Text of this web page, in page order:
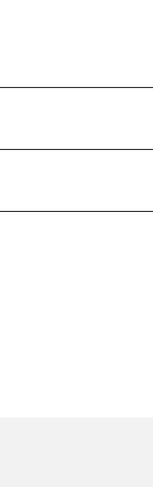
стельки
- это
посылку можно